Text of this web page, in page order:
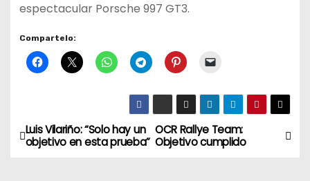
espectacular Porsche 997 GT3.
Compartelo:
N
OCR Rallye Team:
Objetivo cumplido
Luis Vilariño: “Solo hay un
objetivo en esta prueba”